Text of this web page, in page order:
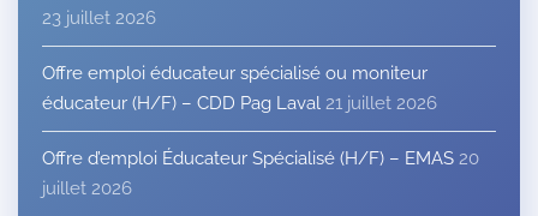
23 juillet 2026
Offre emploi éducateur spécialisé ou moniteur
éducateur (H/F) – CDD Pag Laval 21 juillet 2026
Offre d’emploi Éducateur Spécialisé (H/F) – EMAS 20
juillet 2026